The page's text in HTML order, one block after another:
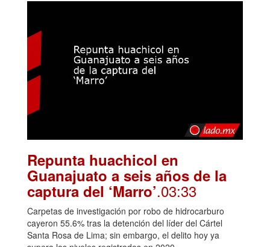
Repunta huachicol en
Guanajuato a seis años de la
captura del ‘Marro’.03:33
Carpetas de investigación por robo de hidrocarburo
cayeron 55.6% tras la detención del líder del Cártel
Santa Rosa de Lima; sin embargo, el delito hoy ya